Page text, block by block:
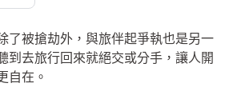
了被搶劫外，與旅伴起爭執也是另一
到去旅行回來就絕交或分手，讓人開
自在。